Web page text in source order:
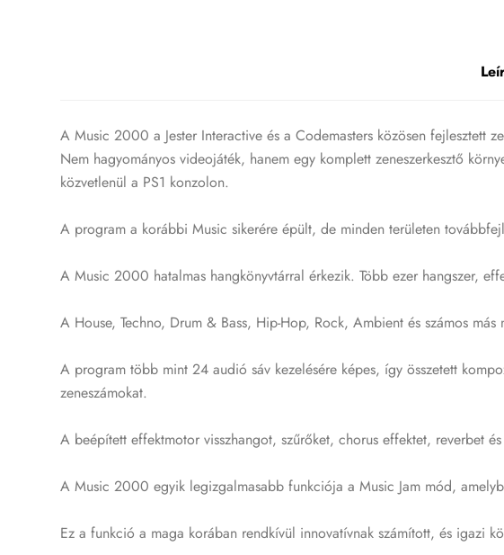
A Music 2000 a Jester Interactive és a Codemasters közösen fejlesztett
Nem hagyományos videojáték, hanem egy komplett zeneszerkesztő
közvetlenül a PS1 konzolon.
A program a korábbi Music sikerére épült, de minden területen
A Music 2000 hatalmas hangkönyvtárral érkezik. Több ezer hangszer,
A House, Techno, Drum & Bass, Hip-Hop, Rock, Ambient és számos
A program több mint 24 audió sáv kezelésére képes, így összetett
zeneszámokat.
A beépített effektmotor visszhangot, szűrőket, chorus effektet, reverbet
A Music 2000 egyik legizgalmasabb funkciója a Music Jam mód,
Ez a funkció a maga korában rendkívül innovatívnak számított, és igazi